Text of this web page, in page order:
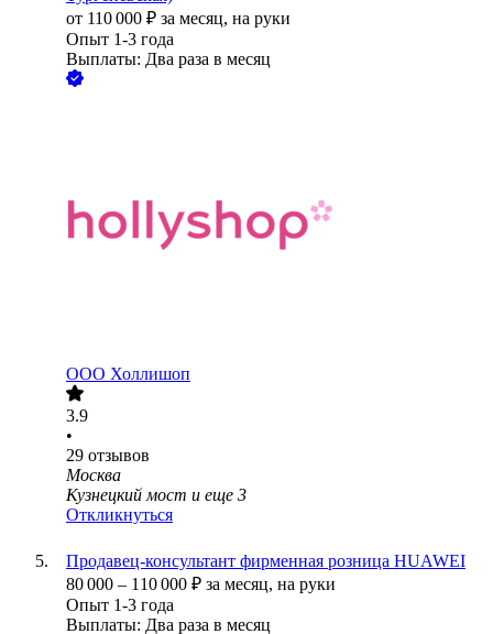
от 110 000 ₽ за месяц, на руки
Опыт 1-3 года
Выплаты: Два раза в месяц
ООО Холлишоп
3.9
•
29 отзывов
Москва
Кузнецкий мост и еще 3
Откликнуться
Продавец-консультант фирменная розница HUAWEI
80 000 – 110 000 ₽ за месяц, на руки
Опыт 1-3 года
Выплаты: Два раза в месяц